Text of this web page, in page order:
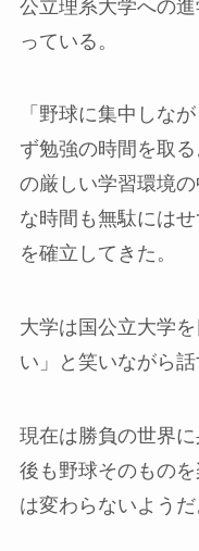
公立理系大学への
っている。
「野球に集中しな
ず勉強の時間を取
の厳しい学習環境
な時間も無駄には
を確立してきた。
大学は国公立大学
い」と笑いながら話
現在は勝負の世界
後も野球そのもの
は変わらないようだ